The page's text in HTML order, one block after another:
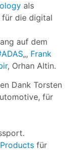
als
für die digital
auf dem
„, Frank
, Orhan Altin.
Dank Torsten
für
für